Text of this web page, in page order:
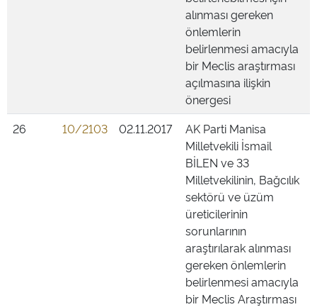
alınması gereken
önlemlerin
belirlenmesi amacıyla
bir Meclis araştırması
açılmasına ilişkin
önergesi
26
10/2103 02.11.2017
AK Parti Manisa
Milletvekili İsmail
BİLEN ve 33
Milletvekilinin, Bağcılık
sektörü ve üzüm
üreticilerinin
sorunlarının
araştırılarak alınması
gereken önlemlerin
belirlenmesi amacıyla
bir Meclis Araştırması